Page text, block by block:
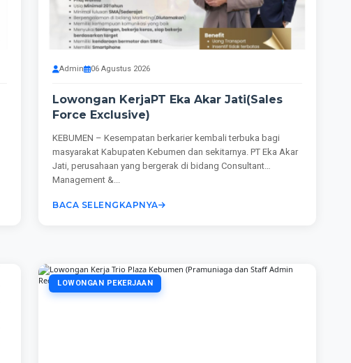
Admin 06 Agustus 2026
Lowongan KerjaPT Eka Akar Jati(Sales
Force Exclusive)
KEBUMEN – Kesempatan berkarier kembali terbuka bagi
masyarakat Kabupaten Kebumen dan sekitarnya. PT Eka Akar
Jati, perusahaan yang bergerak di bidang Consultant
Management &...
BACA SELENGKAPNYA
LOWONGAN PEKERJAAN